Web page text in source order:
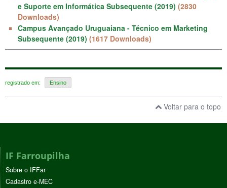
e Suporte em Informática Subsequente (2019) (2830
Downloads)
Campus Avançado Uruguaiana - Técnico em Marketing
Subsequente (2019) (1617 Downloads)
registrado em: Ensino
Voltar para o topo
IF Farroupilha
Sobre o IFFar
Cadastro e-MEC